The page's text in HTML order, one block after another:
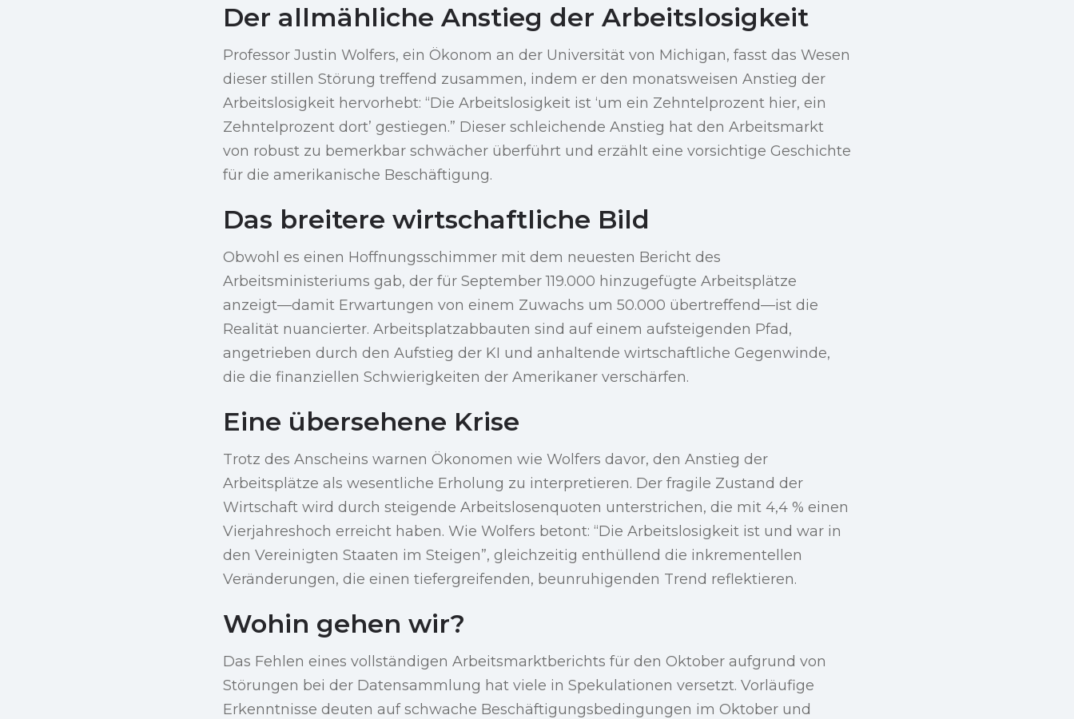
Der allmähliche Anstieg der Arbeitslosigkeit
Professor Justin Wolfers, ein Ökonom an der Universität von Michigan, fasst das Wesen
dieser stillen Störung treffend zusammen, indem er den monatsweisen Anstieg der
Arbeitslosigkeit hervorhebt: “Die Arbeitslosigkeit ist ‘um ein Zehntelprozent hier, ein
Zehntelprozent dort’ gestiegen.” Dieser schleichende Anstieg hat den Arbeitsmarkt
von robust zu bemerkbar schwächer überführt und erzählt eine vorsichtige Geschichte
für die amerikanische Beschäftigung.
Das breitere wirtschaftliche Bild
Obwohl es einen Hoffnungsschimmer mit dem neuesten Bericht des
Arbeitsministeriums gab, der für September 119.000 hinzugefügte Arbeitsplätze
anzeigt—damit Erwartungen von einem Zuwachs um 50.000 übertreffend—ist die
Realität nuancierter. Arbeitsplatzabbauten sind auf einem aufsteigenden Pfad,
angetrieben durch den Aufstieg der KI und anhaltende wirtschaftliche Gegenwinde,
die die finanziellen Schwierigkeiten der Amerikaner verschärfen.
Eine übersehene Krise
Trotz des Anscheins warnen Ökonomen wie Wolfers davor, den Anstieg der
Arbeitsplätze als wesentliche Erholung zu interpretieren. Der fragile Zustand der
Wirtschaft wird durch steigende Arbeitslosenquoten unterstrichen, die mit 4,4 % einen
Vierjahreshoch erreicht haben. Wie Wolfers betont: “Die Arbeitslosigkeit ist und war in
den Vereinigten Staaten im Steigen”, gleichzeitig enthüllend die inkrementellen
Veränderungen, die einen tiefergreifenden, beunruhigenden Trend reflektieren.
Wohin gehen wir?
Das Fehlen eines vollständigen Arbeitsmarktberichts für den Oktober aufgrund von
Störungen bei der Datensammlung hat viele in Spekulationen versetzt. Vorläufige
Erkenntnisse deuten auf schwache Beschäftigungsbedingungen im Oktober und